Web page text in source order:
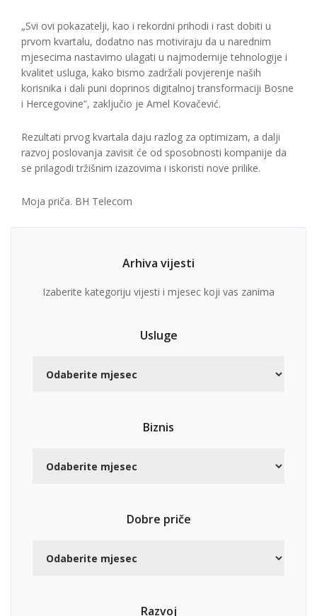
„Svi ovi pokazatelji, kao i rekordni prihodi i rast dobiti u
prvom kvartalu, dodatno nas motiviraju da u narednim
mjesecima nastavimo ulagati u najmodernije tehnologije i
kvalitet usluga, kako bismo zadržali povjerenje naših
korisnika i dali puni doprinos digitalnoj transformaciji Bosne
i Hercegovine“, zaključio je Amel Kovačević.
Rezultati prvog kvartala daju razlog za optimizam, a dalji
razvoj poslovanja zavisit će od sposobnosti kompanije da
se prilagodi tržišnim izazovima i iskoristi nove prilike.
Moja priča. BH Telecom
Arhiva vijesti
Izaberite kategoriju vijesti i mjesec koji vas zanima
Usluge
Biznis
Dobre priče
Razvoj